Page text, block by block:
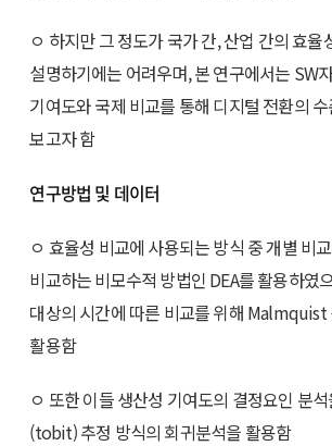
ㅇ 하지만 그 정도가 국가 간, 산업 간의 효율
설명하기에는 어려우며, 본 연구에서는 SW
기여도와 국제 비교를 통해 디지털 전환의
보고자 함
연구방법 및 데이터
ㅇ 효율성 비교에 사용되는 방식 중 개별 비
비교하는 비모수적 방법인 DEA를 활용하였
대상의 시간에 따른 비교를 위해 Malmquist
활용함
ㅇ 또한 이들 생산성 기여도의 결정요인 분
(tobit) 추정 방식의 회귀분석을 활용함